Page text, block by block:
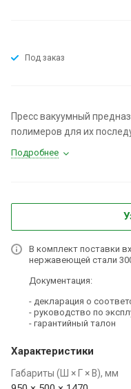
Под заказ
Пресс вакуумный
полимеров для их
Подробнее
В комплект поставки
нержавеющей стали
Документация:
- декларация о
- руководство по
- гарантийный талон
Характеристики
Габариты (Ш × Г × В), мм